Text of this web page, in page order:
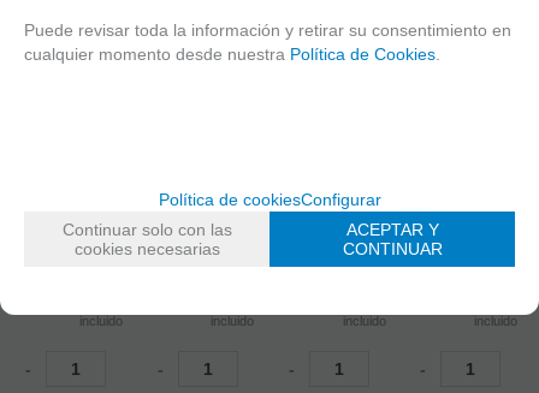
EN STOCK
incluido
-
EN STOCK
incluido
-
35,90 €
incluido
-
EN STOCK
12,60 €
incluido
-
Puede revisar toda la información y retirar su consentimiento en
cualquier momento desde nuestra Política de Cookies
Política de cookiesConfigurar
Continuar solo con las
cookies necesarias
ACEPTAR Y
CONTINUAR